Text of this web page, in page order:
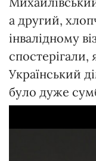
а другий,
інвалідному
спостерігали,
Український
було дуже